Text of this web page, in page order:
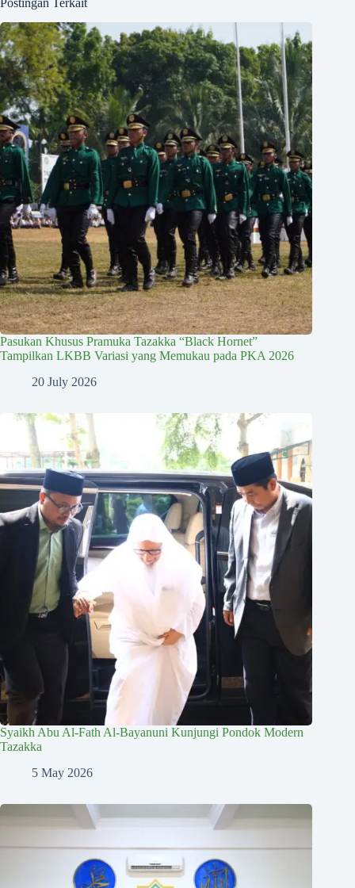
Pasukan Khusus Pramuka Tazakka “Black Hornet”
Tampilkan LKBB Variasi yang Memukau pada PKA 2026
20 July 2026
Syaikh Abu Al-Fath Al-Bayanuni Kunjungi Pondok Modern
Tazakka
5 May 2026